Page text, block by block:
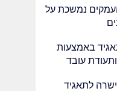
נמשכת על
באמצעות
ותעודת עובד
לתאגיד